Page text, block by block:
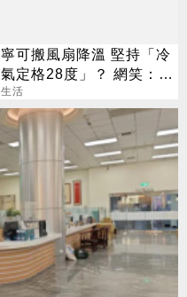
寧可搬風扇降溫 堅持「冷
氣定格28度」？ 網笑：全
台長輩通病
生活